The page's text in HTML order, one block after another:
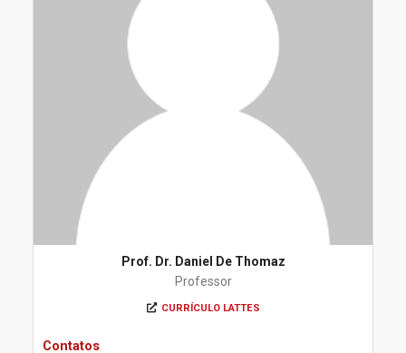
Prof. Dr. Daniel De Thomaz
Professor
CURRÍCULO LATTES
Contatos